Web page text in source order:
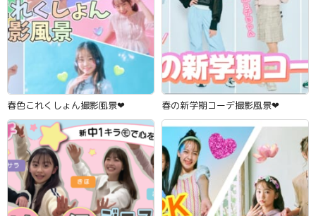
春色これくしょん撮影風景‪‪❤︎‬ 春の新学期コーデ撮影風景‪‪❤︎‬